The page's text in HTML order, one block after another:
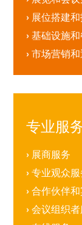
› 展位搭建
› 基础设施
› 市场营销
专业服
› 展商服务
› 专业观众
› 合作伙伴
› 会议组织